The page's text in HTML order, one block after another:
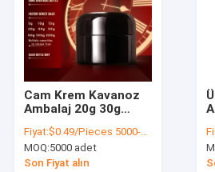
Bizim Hakkımızda
Fabrika turu
Kalite Kontrolü
Haberler
Cam Krem Kavanoz
Ambalaj 20g 30g
Konteyner için
Kozmetik Cam Krem
Kavanoz
Fiyat:$0.49/Pieces 5000-9999 Pieces
MOQ:5000 adet
Son Fiyat alın